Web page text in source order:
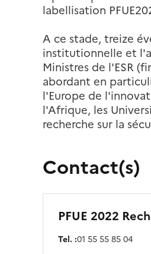
labellisation
A ce stade, treize
institutionnelle et
Ministres de l'ESR
abordant en
l'Europe de
l'Afrique, les
recherche sur la
Contact(s)
PFUE 2022
Tel. :01 55 55 85 04